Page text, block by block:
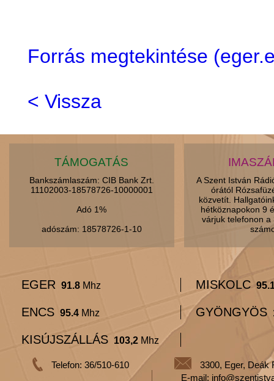
Forrás megtekintése
< Vissza
TÁMOGATÁS
Bankszámlaszám: CIB Bank Zrt.
11102003-18578726-10000001
Adó 1%
adószám: 18578726-1-10
A Szent István
órától
közvetít.
hétköznapokon 9
várjuk telefonon
EGER 91.8 Mhz MISKOLC
ENCS 95.4 Mhz GYÖNGYÖS
KISÚJSZÁLLÁS 103,2 Mhz
Telefon: 36/510-610
3300, Eger, Deák
E-mail: